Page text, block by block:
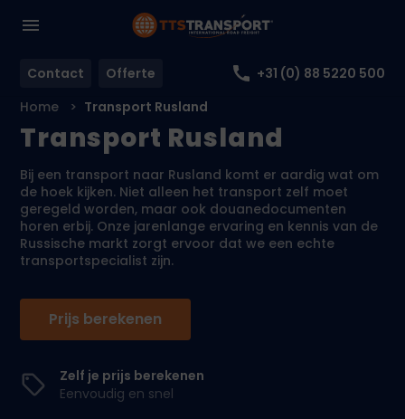
Contact Offerte
+31 (0) 88 5220 500
Home
Transport Rusland
Transport Rusland
Bij een transport naar Rusland komt er aardig wat om
de hoek kijken. Niet alleen het transport zelf moet
geregeld worden, maar ook douanedocumenten
horen erbij. Onze jarenlange ervaring en kennis van de
Russische markt zorgt ervoor dat we een echte
transportspecialist zijn.
Zelf je prijs berekenen
Eenvoudig en snel
Prijs berekenen